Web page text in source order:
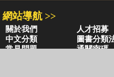
網站導航 >>
關於我們 人才招募
中文分類
圖書分類
常見問題
通關密碼